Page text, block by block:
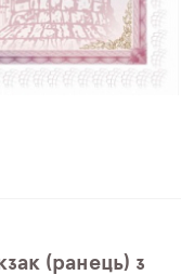
(ранець) з